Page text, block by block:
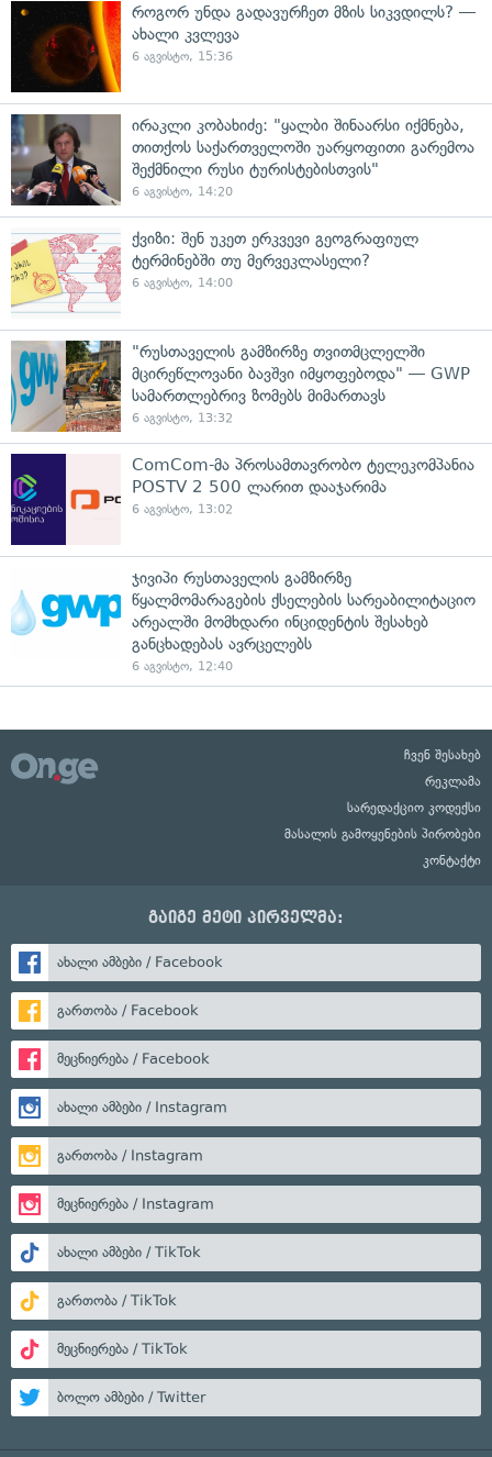
როგორ უნდა გადავურჩეთ მზის სიკვდილს? —
ახალი კვლევა
6 აგვისტო, 15:36
ირაკლი კობახიძე: "ყალბი შინაარსი იქმნება,
თითქოს საქართველოში უარყოფითი გარემოა
შექმნილი რუსი ტურისტებისთვის"
6 აგვისტო, 14:20
ქვიზი: შენ უკეთ ერკვევი გეოგრაფიულ
ტერმინებში თუ მერვეკლასელი?
6 აგვისტო, 14:00
"რუსთაველის გამზირზე თვითმცლელში
მცირეწლოვანი ბავშვი იმყოფებოდა" — GWP
სამართლებრივ ზომებს მიმართავს
6 აგვისტო, 13:32
ComCom-მა პროსამთავრობო ტელეკომპანია
POSTV 2 500 ლარით დააჯარიმა
6 აგვისტო, 13:02
ჯივიპი რუსთაველის გამზირზე
წყალმომარაგების ქსელების სარეაბილიტაციო
არეალში მომხდარი ინციდენტის შესახებ
განცხადებას ავრცელებს
6 აგვისტო, 12:40
ჩვენ შესახებ
რეკლამა
სარედაქციო კოდექსი
მასალის გამოყენების პირობები
კონტაქტი
გაიგე მეტი პირველმა:
ახალი ამბები / Facebook
გართობა / Facebook
მეცნიერება / Facebook
ახალი ამბები / Instagram
გართობა / Instagram
მეცნიერება / Instagram
ახალი ამბები / TikTok
გართობა / TikTok
მეცნიერება / TikTok
ბოლო ამბები / Twitter